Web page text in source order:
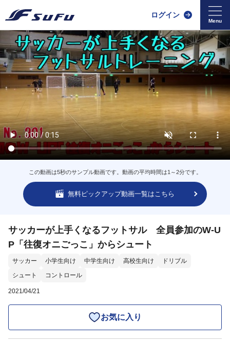
ログイン
この動画は5秒のサンプル動画です。動画の平均時間は1～2分です。
無料ピックアップ動画一覧はこちら
サッカーが上手くなるフットサル 全員参加のW-U
P「往復オニごっこ」からシュート
サッカー 小学生向け 中学生向け 高校生向け
ドリブル
シュート
コントロール
2021/04/21
お気に入り